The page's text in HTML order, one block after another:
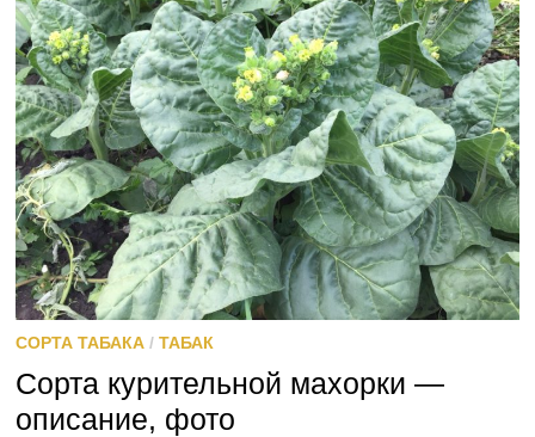
СОРТА ТАБАКА/ ТАБАК
Сорта курительной махорки —
описание, фото